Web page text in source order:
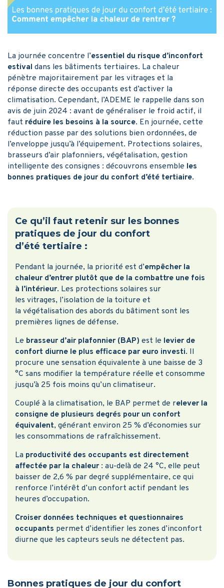
La journée concentre l’essentiel du risque d’inconfort
estival dans les bâtiments tertiaires. La chaleur
pénètre majoritairement par les vitrages et la
réponse directe des occupants est d’activer la
climatisation. Cependant, l’ADEME le rappelle dans son
avis de juin 2024 : avant de généraliser le froid actif, il
faut réduire les besoins à la source. En journée, cette
réduction passe par des solutions bien ordonnées, de
l’enveloppe jusqu’à l’équipement. Protections solaires,
brasseurs d’air plafonniers, végétalisation, gestion
intelligente des consignes : découvrons ensemble les
bonnes pratiques de jour du confort d’été tertiaire.
Ce qu’il faut retenir sur les bonnes
pratiques de jour du confort
d’été tertiaire :
Pendant la journée, la priorité est d’empêcher la
chaleur d’entrer plutôt que de la combattre une fois
à l’intérieur. Les protections solaires sur
les vitrages, l’isolation de la toiture et
la végétalisation des abords du bâtiment sont les
premières lignes de défense.
Le brasseur d’air plafonnier (BAP) est le levier de
confort diurne le plus efficace par euro investi. Il
procure une sensation équivalente à une baisse de 3
°C sans modifier la température réelle et consomme
jusqu’à 25 fois moins qu’un climatiseur.
Couplé à la climatisation, le BAP permet de relever la
consigne de plusieurs degrés pour un confort
équivalent, générant environ 25 % d’économies sur
les consommations de rafraîchissement.
La productivité des occupants est directement
affectée par la chaleur : au-delà de 24 °C, elle peut
baisser de 2,6 % par degré supplémentaire, ce qui
renforce l’intérêt d’un confort actif pendant les
heures d’occupation.
Croiser données techniques et questionnaires
occupants permet d’identifier les zones d’inconfort
diurne que les capteurs seuls ne détectent pas.
Bonnes pratiques de jour du confort